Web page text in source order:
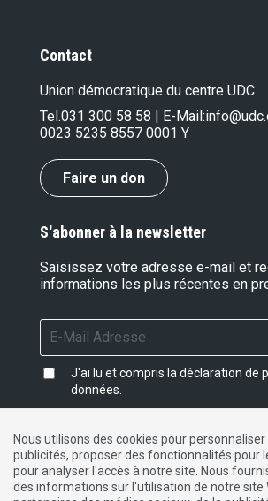
Contact
Union démocratique du centre UDC
Tel.031 300 58 58 | E-Mail:
0023 5235 8557 0001 Y
Faire un don
S'abonner à la newsletter
Saisissez votre adresse e-mail et
informations les plus récentes en
J'ai lu et compris la déclaration de
données
Impressum| Protection des
Nous utilisons des cookies pour
publicités, proposer des fonctionnalités pour
pour analyser l'accès à notre site. Nous
des informations sur l'utilisation de notre site